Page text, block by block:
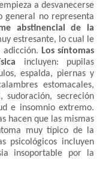
a desvanecerse
general no representa
abstinencial de la
estresante, lo cual le
Los síntomas
incluyen: pupilas
espalda, piernas y
estomacales,
secreción
e insomnio extremo.
hacen que las mismas
muy típico de la
psicológicos incluyen
insoportable por la